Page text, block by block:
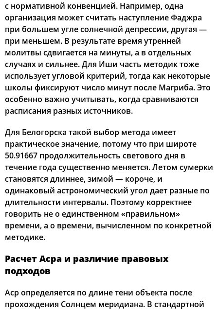
с нормативной конвенцией. Например, одна
организация может считать наступление Фаджра
при большем угле солнечной депрессии, другая —
при меньшем. В результате время утренней
молитвы сдвигается на минуты, а в отдельных
случаях и сильнее. Для Иши часть методик тоже
использует угловой критерий, тогда как некоторые
школы фиксируют число минут после Магриба. Это
особенно важно учитывать, когда сравниваются
расписания разных источников.
Для Белогорска такой выбор метода имеет
практическое значение, потому что при широте
50.91667 продолжительность светового дня в
течение года существенно меняется. Летом сумерки
становятся длиннее, зимой — короче, и
одинаковый астрономический угол дает разные по
длительности интервалы. Поэтому корректнее
говорить не о единственном «правильном»
времени, а о времени, вычисленном по конкретной
методике.
Расчет Асра и различие правовых
подходов
Аср определяется по длине тени объекта после
прохождения Солнцем меридиана. В стандартной